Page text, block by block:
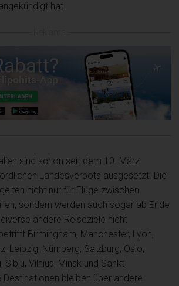
hat.
sind schon seit dem 10. März
Landesverbots ausgesetzt. Die
nicht nur für Flüge zwischen
sondern werden auch sogar ab Ende
andere Reiseziele nicht
Birmingham, Manchester, Lyon,
Leipzig, Nürnberg, Salzburg, Oslo,
Sibiu, Vilnius, Minsk und Sankt
Destinationen bleiben über andere